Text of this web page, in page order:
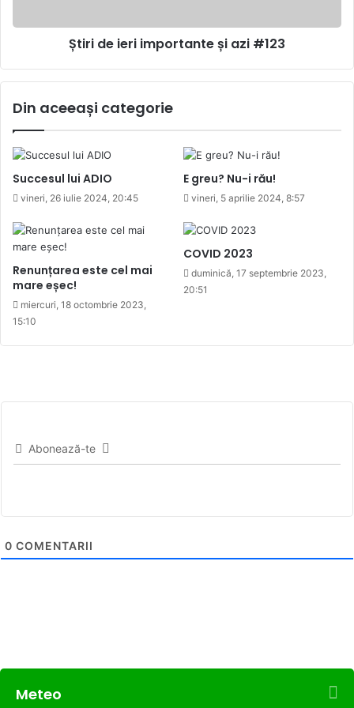
Știri de ieri importante și azi #123
Din aceeași categorie
Succesul lui ADIO
vineri, 26 iulie 2024, 20:45
E greu? Nu-i rău!
vineri, 5 aprilie 2024, 8:57
Renunțarea este cel mai
mare eșec!
miercuri, 18 octombrie 2023,
15:10
COVID 2023
duminică, 17 septembrie 2023,
20:51
Abonează-te
0 COMENTARII
Meteo